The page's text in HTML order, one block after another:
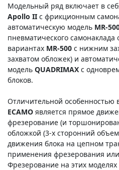
Модельный ряд включает в
Apollo II с фрикционным
автоматическую модель MR-
пневматического самонаклада
вариантах MR-500 с нижним
захватом обложек) и
модель QUADRIMAX с
блоков.
Отличительной
ECAMO является прямое
фрезерование (и
обложкой (3-х сторонний
движения блока на цепном
применения фрезерования
Фрезерование на этих